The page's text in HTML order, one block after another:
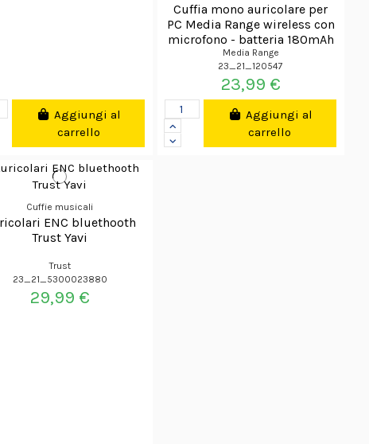
Aggiungi al
carrello
Cuffia mono auricolare per
PC Media Range wireless con
microfono - batteria 180mAh
-...
Media Range
23_21_120547
23,99 €
Aggiungi al
carrello
Cuffie musicali
ENC bluethooth
Trust Yavi
Trust
23_21_5300023880
29,99 €